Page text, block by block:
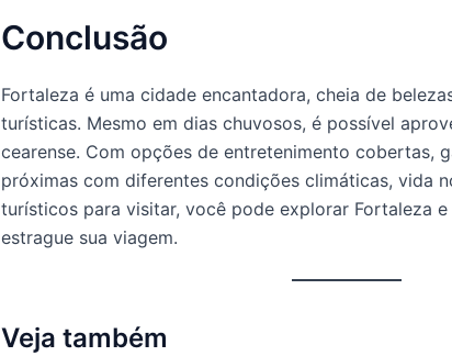
Conclusão
Fortaleza é uma cidade encantadora, cheia de
turísticas. Mesmo em dias chuvosos, é possível
cearense. Com opções de entretenimento cobertas,
próximas com diferentes condições climáticas, vida
turísticos para visitar, você pode explorar Fortaleza
estrague sua viagem.
Veja também